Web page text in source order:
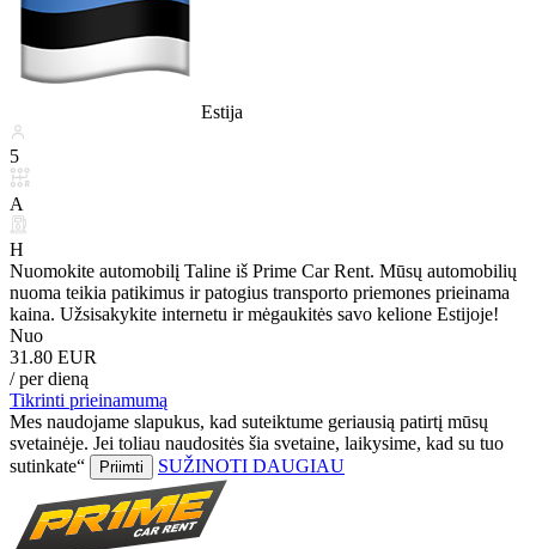
Estija
5
A
H
Nuomokite automobilį Taline iš Prime Car Rent. Mūsų automobilių
nuoma teikia patikimus ir patogius transporto priemones prieinama
kaina. Užsisakykite internetu ir mėgaukitės savo kelione Estijoje!
Nuo
31.80 EUR
/ per dieną
Tikrinti prieinamumą
Mes naudojame slapukus, kad suteiktume geriausią patirtį mūsų
svetainėje. Jei toliau naudositės šia svetaine, laikysime, kad su tuo
sutinkate“
Priimti SUŽINOTI DAUGIAU